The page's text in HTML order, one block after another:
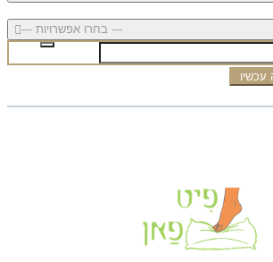
--- בחרו אפשרויות ---
עכשיו